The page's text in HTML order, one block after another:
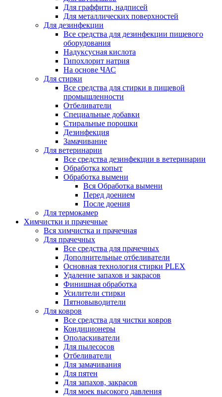
Для граффити, надписей
Для металлических поверхностей
Для дезинфекции
Все средства для дезинфекции пищевого
оборудования
Надуксусная кислота
Гипохлорит натрия
На основе ЧАС
Для стирки
Все средства для стирки в пищевой
промышленности
Отбеливатели
Специальные добавки
Стиральные порошки
Дезинфекция
Замачивание
Для ветеринарии
Все средства дезинфекции в ветеринарии
Обработка копыт
Обработка вымени
Вся Обработка вымени
Перед доением
После доения
Для термокамер
Химчистки и прачечные
Вся химчистка и прачечная
Для прачечных
Все средства для прачечных
Дополнительные отбеливатели
Основная технология стирки PLEX
Удаление запахов и закрасов
Финишная обработка
Усилители стирки
Пятновыводители
Для ковров
Все средства для чистки ковров
Кондиционеры
Ополаскиватели
Для пылесосов
Отбеливатели
Для замачивания
Для пятен
Для запахов, закрасов
Для моек высокого давления